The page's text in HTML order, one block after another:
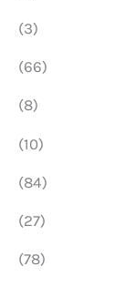
(3)
(66)
(8)
(10)
(84)
(27)
(78)